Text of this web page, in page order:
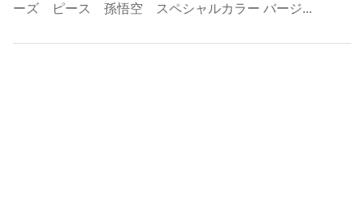
ーズ ピース 孫悟空 スペシャルカラー バージ...